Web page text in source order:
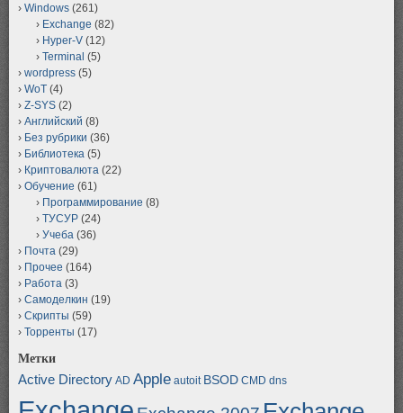
Windows (261)
Exchange (82)
Hyper-V (12)
Terminal (5)
wordpress (5)
WoT (4)
Z-SYS (2)
Английский (8)
Без рубрики (36)
Библиотека (5)
Криптовалюта (22)
Обучение (61)
Программирование (8)
ТУСУР (24)
Учеба (36)
Почта (29)
Прочее (164)
Работа (3)
Самоделкин (19)
Скрипты (59)
Торренты (17)
Метки
Active Directory AD Apple autoit BSOD CMD dns